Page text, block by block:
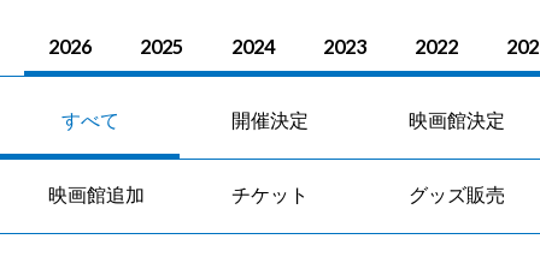
2026 2025 2024 2023 2022
すべて 開催決定 映画館決定
映画館追加 チケット グッズ販売